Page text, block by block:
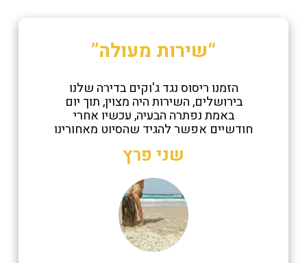
“שירות מעולה”
הזמנו ריסוס נגד ג'וקים בדירה שלנו
בירושלים, השירות היה מצוין, תוך יום
באמת נפתרה הבעיה, עכשיו אחרי
חודשיים אפשר להגיד שהסיוט מאחורינו
שני פרץ